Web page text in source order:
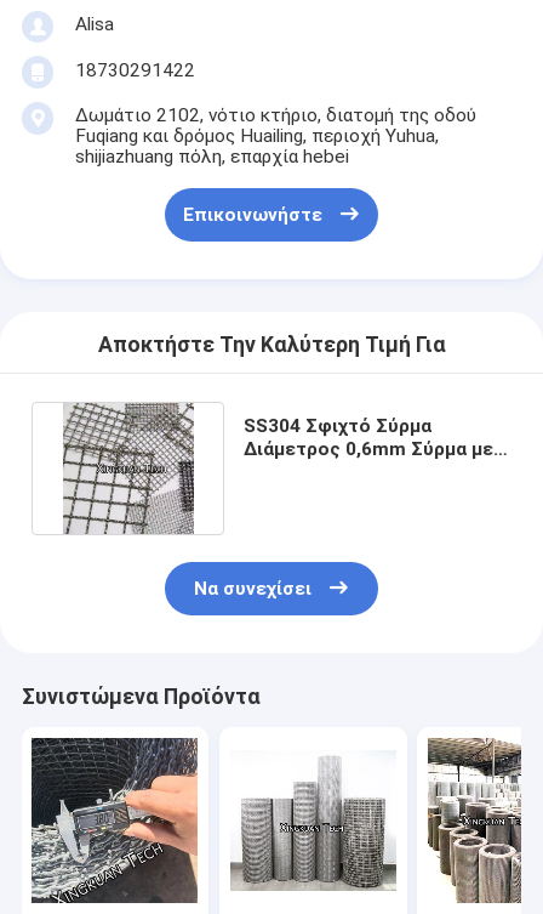
Alisa
18730291422
Δωμάτιο 2102, νότιο κτήριο, διατομή της οδού
Fuqiang και δρόμος Huailing, περιοχή Yuhua,
shijiazhuang πόλη, επαρχία hebei
Επικοινωνήστε
Αποκτήστε Την Καλύτερη Τιμή Για
SS304 Σφιχτό Σύρμα
Διάμετρος 0,6mm Σύρμα με
Να συνεχίσει
Συνιστώμενα Προϊόντα